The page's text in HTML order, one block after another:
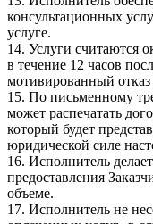
консультационных
услуге.
14. Услуги считаются
в течение 12 часов
мотивированный
15. По письменному
может распечатать
который будет
юридической силе
16. Исполнитель
предоставления
объеме.
17. Исполнитель не